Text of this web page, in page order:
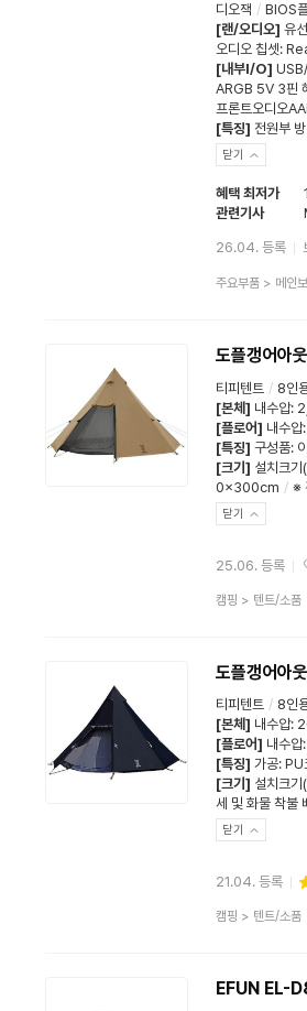
디오잭 / BIOS
[랜/오디오] 유
오디오 칩셋:
[내부I/O]
ARGB 5V 3핀
프론트오디오
[특징] 전원부
닫기
혜택 최저가
관련기사
26.04. 등록
상
주요부품> 메인
도플갱어아
티피텐트 / 8인
[본체] 내수압:
[플로어] 내수압:
[특징] 구성품:
[크기] 설치크
0x300cm / ※
닫기
25.06. 등록
관
상
캠핑 > 텐트/소품
도플갱어아
티피텐트 / 8인
[본체] 내수압:
[플로어] 내수압:
[특징] 가공: PU
[크기] 설치크
세 및 화물 착불
닫기
21.04. 등록
상
캠핑 > 텐트/소품
EFUN EL-